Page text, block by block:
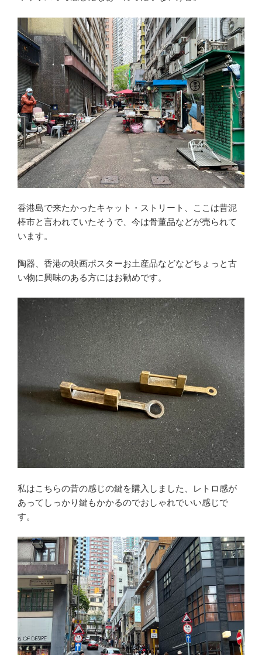
香港島で来たかったキャット・ストリート、ここは昔泥
棒市と言われていたそうで、今は骨董品などが売られて
います。
陶器、香港の映画ポスターお土産品などなどちょっと古
い物に興味のある方にはお勧めです。
私はこちらの昔の感じの鍵を購入しました、レトロ感が
あってしっかり鍵もかかるのでおしゃれでいい感じで
す。